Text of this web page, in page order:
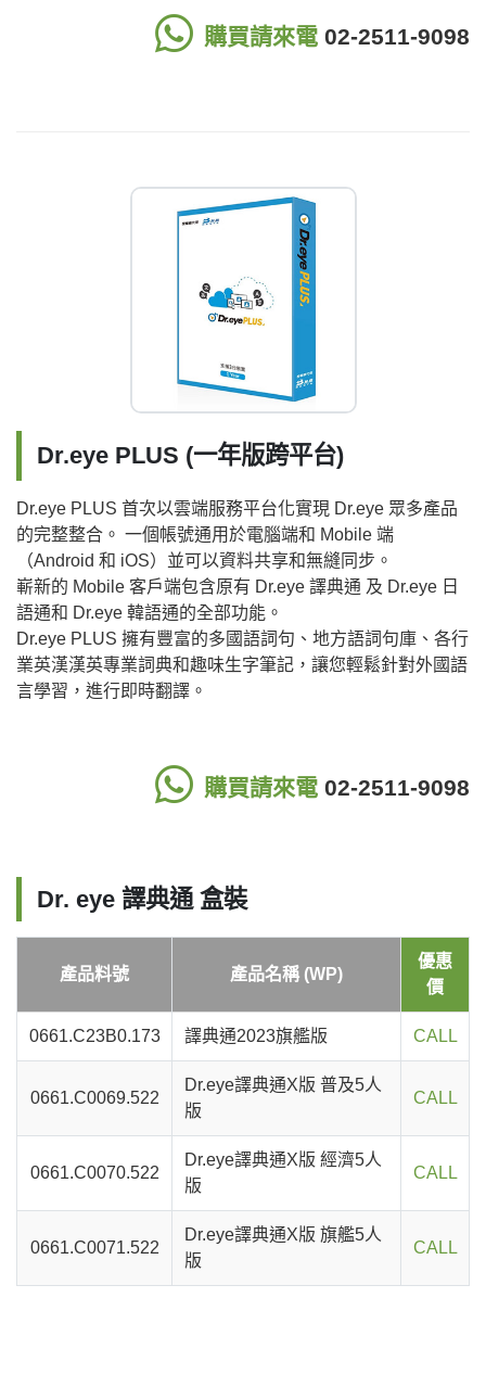
購買請來電 02-2511-9098
Dr.eye PLUS (一年版跨平台)
Dr.eye PLUS 首次以雲端服務平台化實現 Dr.eye 眾多產品
的完整整合。 一個帳號通用於電腦端和 Mobile 端
（Android 和 iOS）並可以資料共享和無縫同步。
嶄新的 Mobile 客戶端包含原有 Dr.eye 譯典通 及 Dr.eye 日
語通和 Dr.eye 韓語通的全部功能。
Dr.eye PLUS 擁有豐富的多國語詞句、地方語詞句庫、各行
業英漢漢英專業詞典和趣味生字筆記，讓您輕鬆針對外國語
言學習，進行即時翻譯。
購買請來電 02-2511-9098
Dr. eye 譯典通 盒裝
產品料號 產品名稱 (WP)
優惠
價
0661.C23B0.173 譯典通2023旗艦版 CALL
0661.C0069.522
Dr.eye譯典通X版 普及5人
版
CALL
0661.C0070.522
Dr.eye譯典通X版 經濟5人
版
CALL
0661.C0071.522
Dr.eye譯典通X版 旗艦5人
版
CALL